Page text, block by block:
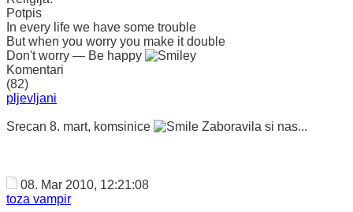
Potpis
In every life we have some trouble
But when you worry you make it double
Don't worry — Be happy
Komentari
(82)
pljevljani
Srecan 8. mart, komsinice Zaboravila si nas...
08. Mar 2010, 12:21:08
toza vampir